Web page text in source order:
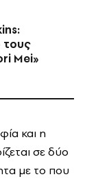
τους
Mei»
και η
σε δύο
με το που